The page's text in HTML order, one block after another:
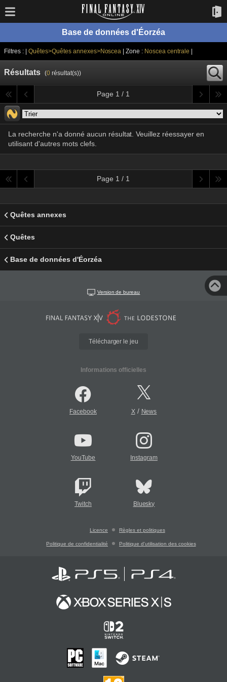
Base de données d'Éorzéa
Filtres : | Quêtes>Quêtes annexes>Noscea | Zone : Noscea centrale
Résultats (0résultat(s))
Page 1 / 1
La recherche n'a donné aucun résultat. Veuillez réessayer en
utilisant d'autres mots clefs.
Page 1 / 1
Quêtes annexes
Quêtes
Base de données d'Éorzéa
Version de bureau
Télécharger le jeu
Informations officielles
Facebook X/ News
YouTube Instagram
Twitch Bluesky
Licence Règles et politiques
Politique de confidentialité Politique d'utilisation des cookies